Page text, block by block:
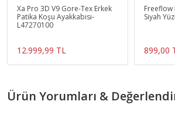
Xa Pro 3D V9 Gore-Tex Erkek
Patika Koşu Ayakkabısı-
L47270100
12.999,99 TL
Freeflow
Siyah
899,00
Ürün Yorumları &